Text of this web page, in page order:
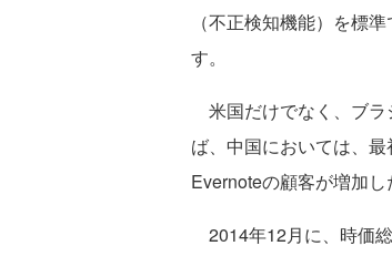
（不正検知機能）を標
す。
米国だけでなく、ブラ
ば、中国においては、
Evernoteの顧客が増加し
2014年12月に、時価